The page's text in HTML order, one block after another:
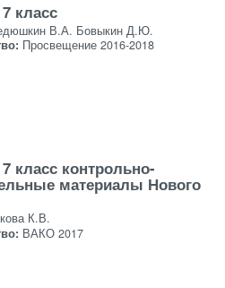
класс
В.А. Бовыкин Д.Ю.
Просвещение 2016-2018
класс контрольно-
материалы Нового
К.В.
ВАКО 2017